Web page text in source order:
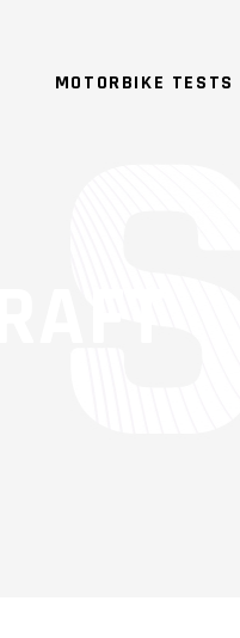
MOTORBIKE TESTS